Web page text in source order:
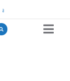
a